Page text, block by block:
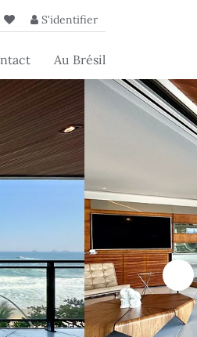
S'identifier
Au Brésil